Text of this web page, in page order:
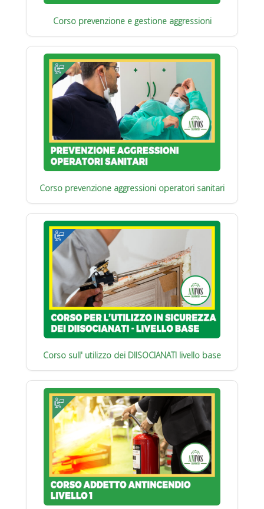
Corso prevenzione e gestione aggressioni
Corso prevenzione aggressioni operatori sanitari
Corso sull' utilizzo dei DIISOCIANATI livello base